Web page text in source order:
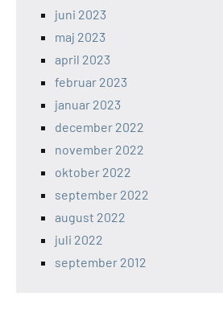
juni 2023
maj 2023
april 2023
februar 2023
januar 2023
december 2022
november 2022
oktober 2022
september 2022
august 2022
juli 2022
september 2012